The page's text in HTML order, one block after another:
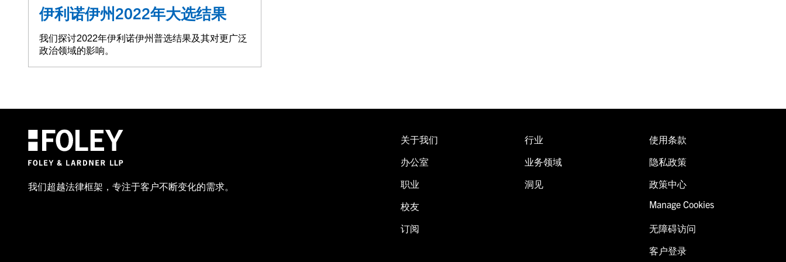
伊利诺伊州2022年大选结果
我们探讨2022年伊利诺伊州普选结果及其对更广泛
政治领域的影响。
我们超越法律框架，专注于客户不断变化的需求。
关于我们
办公室
职业
校友
订阅
行业
业务领域
洞见
使用条款
隐私政策
政策中心
Manage Cookies
无障碍访问
客户登录